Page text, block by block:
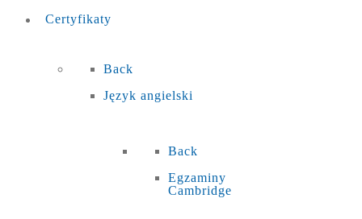
Certyfikaty
Back
Język angielski
Back
Egzaminy
Cambridge